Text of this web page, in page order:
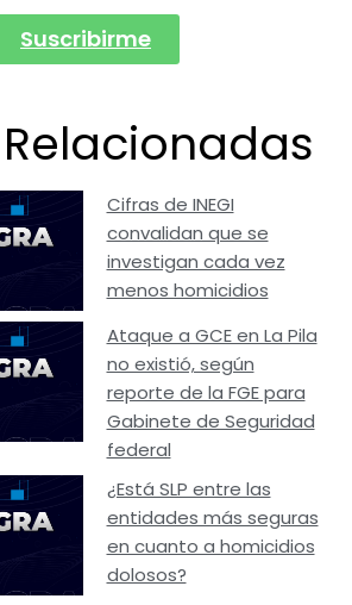
Suscribirme
Cifras de INEGI
convalidan que se
investigan cada vez
menos homicidios
Ataque a GCE en La Pila
no existió, según
reporte de la FGE para
Gabinete de Seguridad
federal
¿Está SLP entre las
entidades más seguras
en cuanto a homicidios
dolosos?